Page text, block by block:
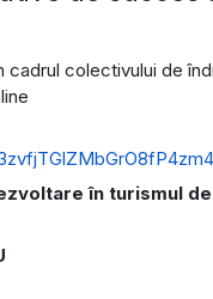
colectivului de
în turismul